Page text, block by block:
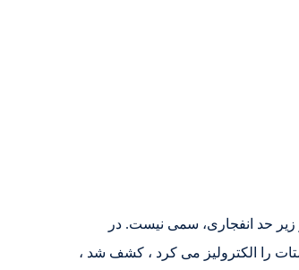
زیر حد انفجاری، سمی نیست. در
در سال 1834 زمانی که یک محلول پتاسیم استات را الکترولیز می کرد ، کشف شد ،